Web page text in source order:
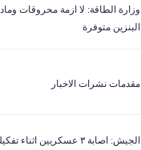
وزارة الطاقة: لا ازمة محروقات
البنزين متوفرة
مقدمات نشرات الاخبار
الجيش: اصابة ٣ عسكريين اثناء